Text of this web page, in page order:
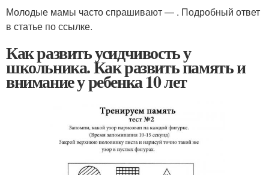
Молодые мамы часто спрашивают — . Подробный ответ
в статье по ссылке.
Как развить усидчивость у
школьника. Как развить память и
внимание у ребенка 10 лет